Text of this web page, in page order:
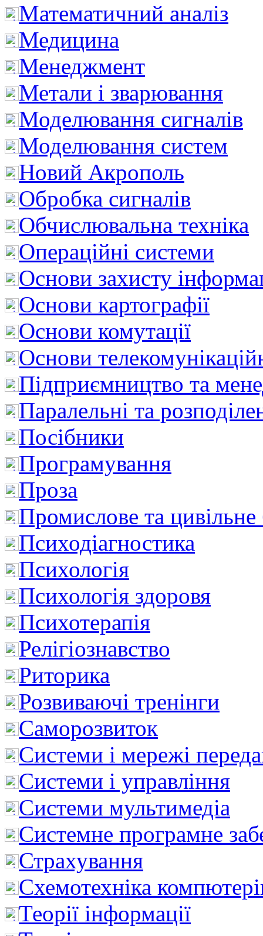
Математичний аналіз
Медицина
Менеджмент
Метали і зварювання
Моделювання сигналів
Моделювання систем
Новий Акрополь
Обробка сигналів
Обчислювальна техніка
Операційні системи
Основи захисту
Основи картографії
Основи комутації
Основи
Підприємництво та
Паралельні та
Посібники
Програмування
Проза
Промислове та цивільне
Психодіагностика
Психологія
Психологія здоровя
Психотерапія
Релігіознавство
Риторика
Розвиваючі тренінги
Саморозвиток
Системи і мережі
Системи і управління
Системи мультимедіа
Системне програмне
Страхування
Схемотехніка
Теорії інформації